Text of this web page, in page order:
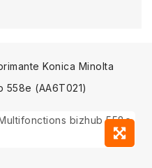
Konica Minolta
558e (AA6T021)